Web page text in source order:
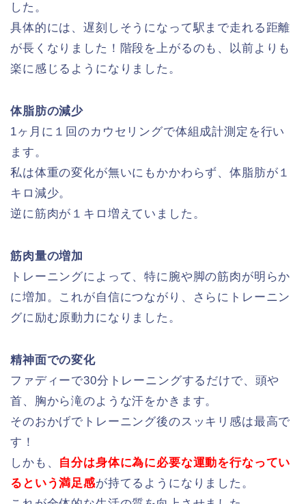
した。
具体的には、遅刻しそうになって駅まで走れる距離
が長くなりました！階段を上がるのも、以前よりも
楽に感じるようになりました。
体脂肪の減少
1ヶ月に１回のカウセリングで体組成計測定を行い
ます。
私は体重の変化が無いにもかかわらず、体脂肪が１
キロ減少。
逆に筋肉が１キロ増えていました。
筋肉量の増加
トレーニングによって、特に腕や脚の筋肉が明らか
に増加。これが自信につながり、さらにトレーニン
グに励む原動力になりました。
精神面での変化
ファディーで30分トレーニングするだけで、頭や
首、胸から滝のような汗をかきます。
そのおかげでトレーニング後のスッキリ感は最高で
す！
しかも、 自分は身体に為に必要な運動を行なってい
るという満足感が持てるようになりました。